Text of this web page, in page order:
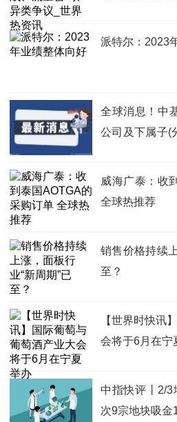
派特尔：2023
全球消息！中
公司及下属子(
威海广泰：收
全球热推荐
销售价格持续
至？
【世界时快讯
会将于6月在宁
中指快评丨2/
次9宗地块吸金